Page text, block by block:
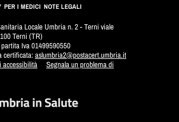
PER I MEDICI NOTE LEGALI
Locale Umbria n. 2 - Terni viale
Terni (TR)
Iva 01499590550
certificata:aslumbria2@postacert.umbria.it
accessibilità
Segnala un problema di